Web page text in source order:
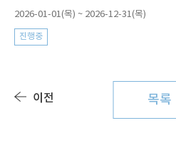
2026-01-01(목) ~ 2026-12-31(목)
진행중
이전 목록